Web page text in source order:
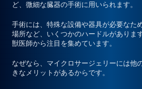
ど、微細な臓器の手術に用いられます。
手術には、特殊な設備や器具が必要なた
場所など、いくつかのハードルがありま
獣医師から注目を集めています。
なぜなら、マイクロサージェリーには他
きなメリットがあるからです。